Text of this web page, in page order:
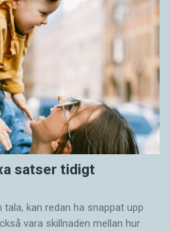
satser tidigt
kan redan ha snappat upp
vara skillnaden mellan hur